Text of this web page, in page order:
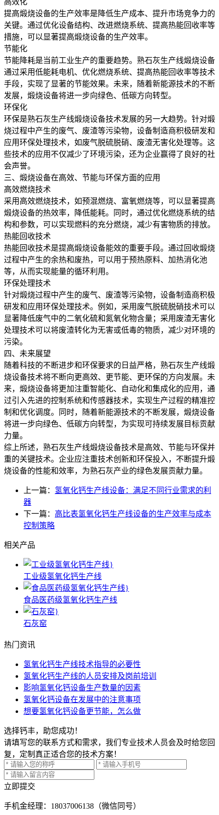
提高煅烧设备的生产效率是降低生产成本、提升市场竞争力的
关键。通过优化设备结构、改进燃烧系统、提高热能回收率等
措施，可以显著提高煅烧设备的生产效率。
节能化
节能降耗是当前工业生产的重要趋势。熟石灰生产线煅烧设备
通过采用低能耗电机、优化燃烧系统、提高热能回收率等技术
手段，实现了显著的节能效果。未来，随着新能源技术的不断
发展，煅烧设备将进一步向绿色、低碳方向转型。
环保化
环保是熟石灰生产线煅烧设备技术发展的另一大趋势。针对煅
烧过程中产生的废气、废渣等污染物，设备制造商积极研发和
应用环保处理技术，如废气脱硫脱硝、废渣无害化处理等。这
些技术的应用不仅减少了环境污染，还为企业赢得了良好的社
会声誉。
三、煅烧设备在高效、节能与环保方面的应用
高效燃烧技术
采用高效燃烧技术，如预混燃烧、富氧燃烧等，可以显著提高
煅烧设备的热效率，降低能耗。同时，通过优化燃烧系统的结
构和参数，可以实现燃料的充分燃烧，减少有害物质的排放。
热能回收技术
热能回收技术是提高煅烧设备能效的重要手段。通过回收煅烧
过程中产生的余热和废热，可以用于预热原料、加热消化池
等，从而实现能量的循环利用。
环保处理技术
针对煅烧过程中产生的废气、废渣等污染物，设备制造商积极
研发和应用环保处理技术。例如，采用废气脱硫脱硝技术可以
显著降低废气中的二氧化硫和氮氧化物含量；采用废渣无害化
处理技术可以将废渣转化为无害或低毒的物质，减少对环境的
污染。
四、未来展望
随着科技的不断进步和环保要求的日益严格，熟石灰生产线煅
烧设备技术将不断向更高效、更节能、更环保的方向发展。未
来，煅烧设备将更加注重智能化、自动化和集成化的应用，通
过引入先进的控制系统和传感器技术，实现生产过程的精准控
制和优化调度。同时，随着新能源技术的不断发展，煅烧设备
将进一步向绿色、低碳方向转型，为实现可持续发展目标贡献
力量。
综上所述，熟石灰生产线煅烧设备技术是高效、节能与环保并
重的关键技术。企业应注重技术创新和环保投入，不断提升煅
烧设备的性能和效率，为熟石灰产业的绿色发展贡献力量。
上一篇： 氢氧化钙生产线设备：满足不同行业需求的利
器
下一篇： 高比表氢氧化钙生产线设备的生产效率与成本
控制策略
相关产品
工业级氢氧化钙生产线
食品医药级氢氧化钙生产线
石灰窑
热门资讯
氢氧化钙生产线技术指导的必要性
氢氧化钙生产线的人员安排及岗前培训
影响氢氧化钙设备生产数量的因素
氢氧化钙设备在发展中的注意事项
想要氢氧化钙设备更节能，怎么做
选择钙丰，助您成功！
请填写您的联系方式和需求，我们专业技术人员会及时给您回
复，定制真正适合您的技术方案！
立即提交
手机金经理：18037006138（微信同号）